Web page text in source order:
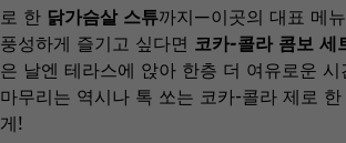
로 한 닭가슴살 스튜까지—이곳의 대표 메
풍성하게 즐기고 싶다면 코카-콜라 콤보 세
은 날엔 테라스에 앉아 한층 더 여유로운
마무리는 역시나 톡 쏘는 코카-콜라 제로
게!